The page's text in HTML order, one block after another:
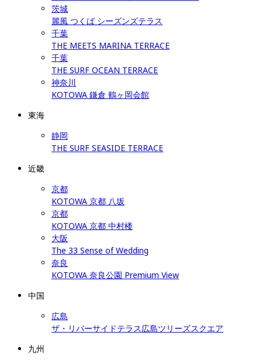
茨城
麗風 つくば シーズンズテラス
千葉
THE MEETS MARINA TERRACE
千葉
THE SURF OCEAN TERRACE
神奈川
KOTOWA 鎌倉 鶴ヶ岡会館
東海
静岡
THE SURF SEASIDE TERRACE
近畿
京都
KOTOWA 京都 八坂
京都
KOTOWA 京都 中村楼
大阪
The 33 Sense of Wedding
奈良
KOTOWA 奈良公園 Premium View
中国
広島
ザ・リバーサイドテラス広島ツリーズスクエア
九州